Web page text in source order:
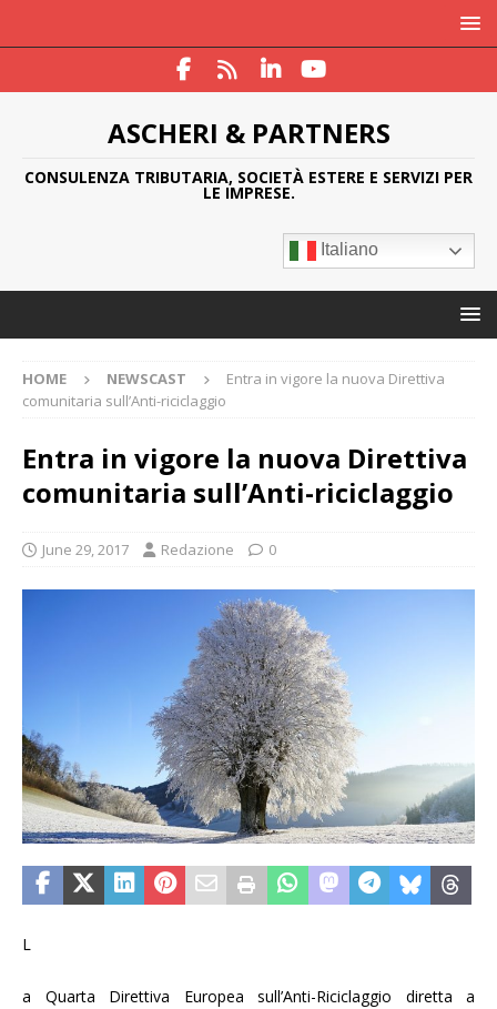
ASCHERI & PARTNERS
CONSULENZA TRIBUTARIA, SOCIETÀ ESTERE E SERVIZI PER
LE IMPRESE.
Italiano
HOME NEWSCAST
Entra in vigore la nuova Direttiva
comunitaria sull’Anti-riciclaggio
Entra in vigore la nuova Direttiva
comunitaria sull’Anti-riciclaggio
June 29, 2017 Redazione 0
L
a Quarta Direttiva Europea sull’Anti-Riciclaggio diretta a